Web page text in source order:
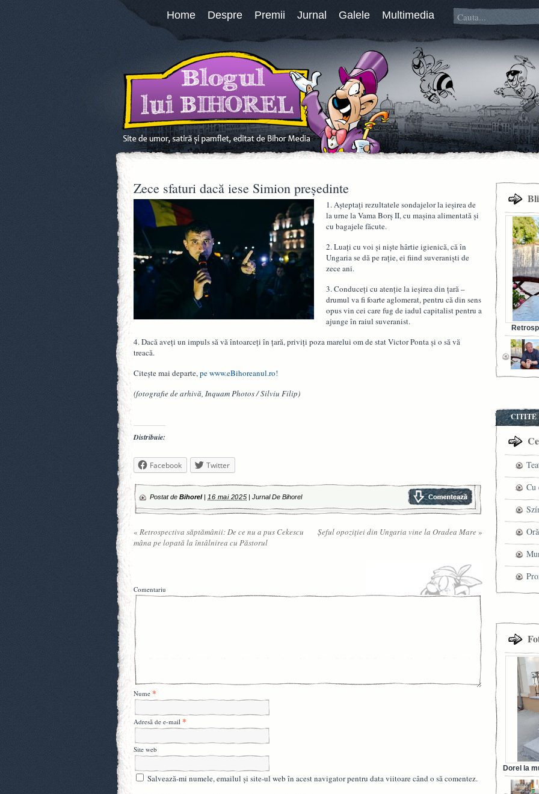
Home Despre Premii Jurnal Galele Multimedia
Zece sfaturi dacă iese Simion președinte
1. Așteptați rezultatele sondajelor la ieșirea de
la urne la Vama Borș II, cu mașina alimentată și
cu bagajele făcute.
2. Luați cu voi și niște hârtie igienică, că în
Ungaria se dă pe rație, ei fiind suveraniști de
zece ani.
3. Conduceți cu atenție la ieșirea din țară –
drumul va fi foarte aglomerat, pentru că din sens
opus vin cei care fug de iadul capitalist pentru a
ajunge în raiul suveranist.
4. Dacă aveți un impuls să vă întoarceți în țară, priviți poza marelui om de stat Victor Ponta și o să vă
treacă.
Citește mai departe,pe www.eBihoreanul.ro!
(fotografie de arhivă, Inquam Photos / Silviu Filip)
Distribuie:
Facebook Twitter
Postat de Bihorel| 16 mai 2025 |Jurnal De Bihorel
« Retrospectiva săptămânii: De ce nu a pus Cekescu
mâna pe lopată la întâlnirea cu Păstorul
Șeful opoziției din Ungaria vine la Oradea Mare»
Comentariu
Nume *
Adresă de e-mail *
Site web
Salvează-mi numele, emailul și site-ul web în acest navigator pentru data viitoare când o să comentez.
Bunul
CITITE
Cu
Dorel la
din